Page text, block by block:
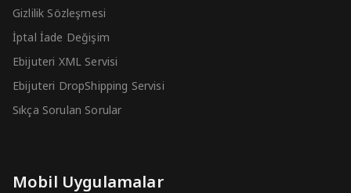
Gizlilik Sözleşmesi
İptal İade Değişim
Ebijuteri XML Servisi
Ebijuteri DropShipping Servisi
Sıkça Sorulan Sorular
Mobil Uygulamalar